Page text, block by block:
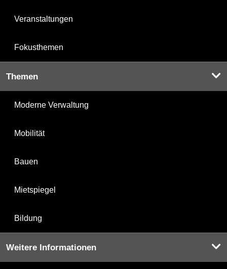
Veranstaltungen
Fokusthemen
Themen
Moderne Verwaltung
Mobilität
Bauen
Mietspiegel
Bildung
Weitere Informationen